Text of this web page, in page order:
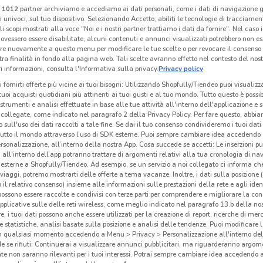
PosteMobile
Scade il 17/08 188 m
PosteMobile
Scade il 05/09 188 m
TIM
Scade il 06/09 447 m
TIM
Scade il 30/08 447 m
1012partner archiviamo e accediamo ai dati personali, come i dati di navigazione
sul tuo dispositivo. Selezionando Accetto, abiliti le tecnologie di
scopi mostrati alla voce "Noi e i nostri partner trattiamo i dati da fornire". Nel caso
essere disabilitate, alcuni contenuti e annunci visualizzati potrebbero non
nuovamente a questo menu per modificare le tue scelte o per revocare il
finalità in fondo alla pagina web. Tali scelte avranno effetto nel contesto del
informazioni, consulta l'Informativa sulla privacy.Privacy policy
fornirti offerte più vicine ai tuoi bisogni: Utilizzando Shopfully/Tiendeo puoi
acquisti quotidiani più attinenti ai tuoi gusti e al tuo mondo. Tutto questo è
e analisi effettuate in base alle tue attività all'interno dell'applicazione e
come indicato nel paragrafo 2 della Privacy Policy. Per fare questo,
sull'uso dei dati raccolti a tale fine. Se dai il tuo consenso condivideremo i tuoi dati
il mondo attraverso l’uso di SDK esterne. Puoi sempre cambiare idea accedendo
all’interno della nostra App. Cosa succede se accetti: Le inserzioni
all'interno dell’app potranno trattare di argomenti relativi alla tua cronologia di
a Shopfully/Tiendeo. Ad esempio, se un servizio a noi collegato ci informa
potremo mostrarti delle offerte a tema vacanze. Inoltre, i dati sulla posizione
il relativo consenso) insieme alle informazioni sulle prestazioni della rete e agli
essere raccolte e condivisi con terze parti per comprendere e migliorare la
sulle delle reti wireless, come meglio indicato nel paragrafo 13.b della
i tuoi dati possono anche essere utilizzati per la creazione di report, ricerche di
statistiche, analisi basate sulla posizione e analisi delle tendenze. Puoi modificare
qualsiasi momento accedendo a Menu > Privacy > Personalizzazione all'interno
se rifiuti: Continuerai a visualizzare annunci pubblicitari, ma riguarderanno
non saranno rilevanti per i tuoi interessi. Potrai sempre cambiare idea accedendo